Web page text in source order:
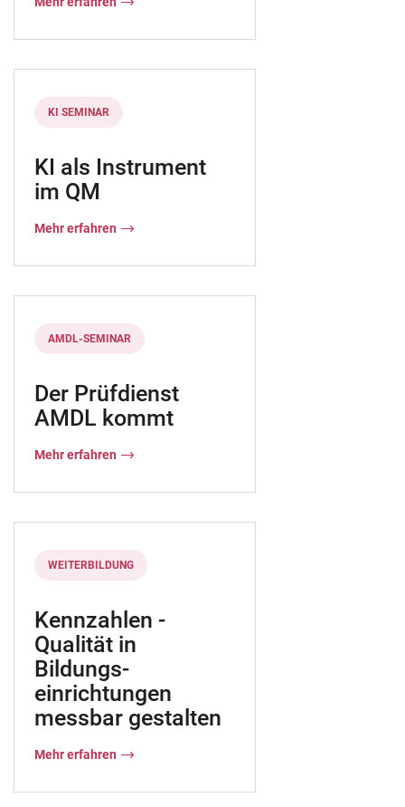
Unternehmen
KI SEMINAR
KI als Instrument
im QM
Mehr erfahren
AMDL-SEMINAR
Der Prüfdienst
AMDL kommt
Mehr erfahren
WEITERBILDUNG
Kennzahlen -
Qualität in
Bildungs-
einrichtungen
messbar gestalten
Mehr erfahren